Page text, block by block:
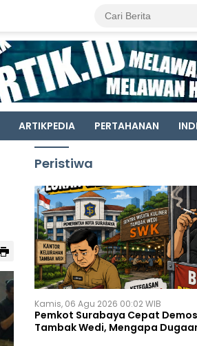
ARTIKPEDIA PERTAHANAN
Peristiwa
Kamis, 06 Agu 2026 00:02 WIB
Pemkot Surabaya Cepat
Tambak Wedi, Mengapa